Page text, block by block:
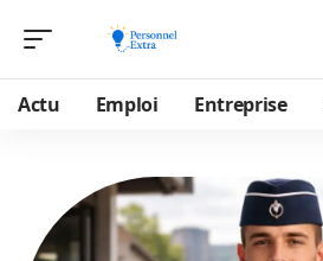
Actu Emploi Entreprise